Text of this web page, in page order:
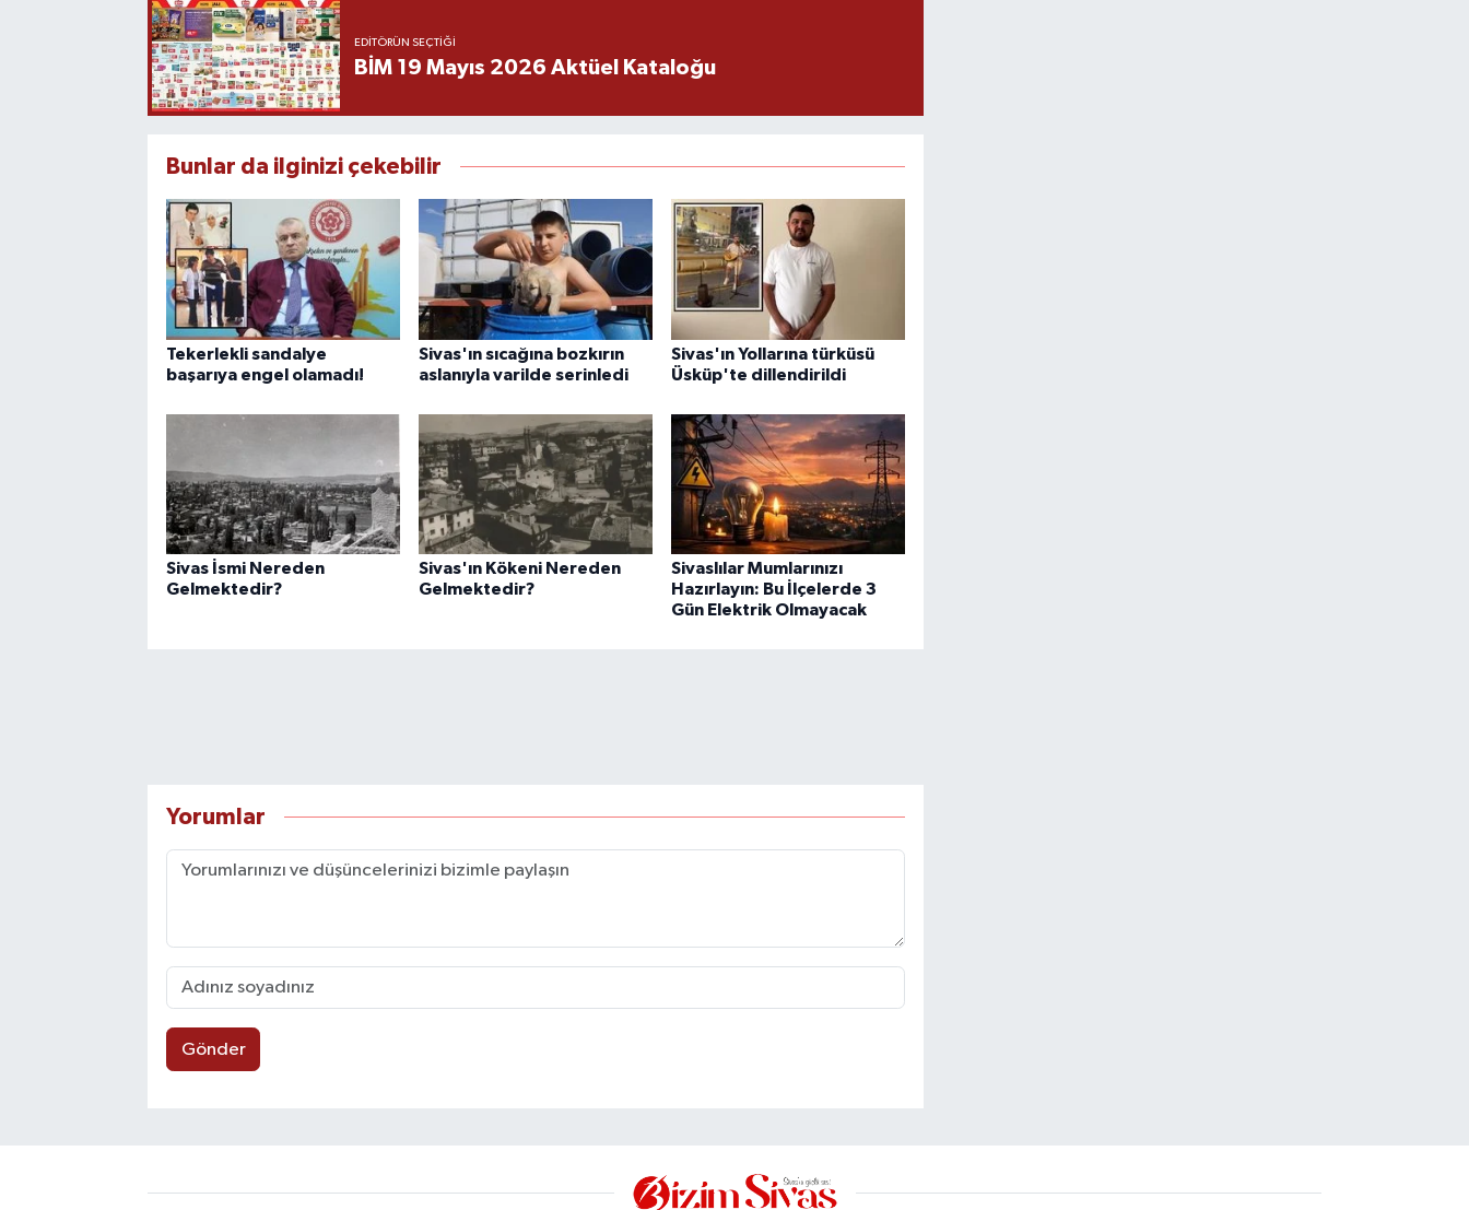
EDITÖRÜN SEÇTIĞI
BİM 19 Mayıs 2026 Aktüel Kataloğu
Bunlar da ilginizi çekebilir
Tekerlekli sandalye
başarıya engel olamadı!
Sivas'ın sıcağına bozkırın
aslanıyla varilde serinledi
Sivas'ın Yollarına türküsü
Üsküp'te dillendirildi
Sivas İsmi Nereden
Gelmektedir?
Sivas'ın Kökeni Nereden
Gelmektedir?
Sivaslılar Mumlarınızı
Hazırlayın: Bu İlçelerde 3
Gün Elektrik Olmayacak
Yorumlar
Gönder